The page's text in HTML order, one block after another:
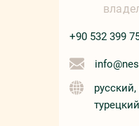
+90 532 399
турецкий